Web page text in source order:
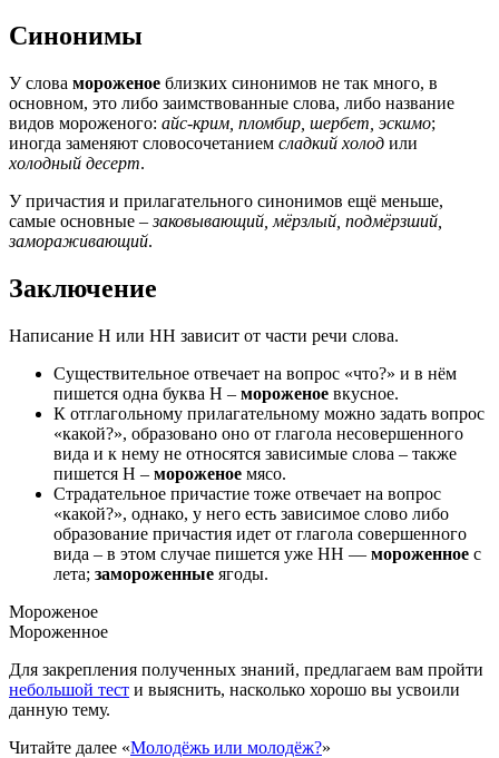
Синонимы
У слова мороженое близких синонимов не так много, в
основном, это либо заимствованные слова, либо название
видов мороженого: айс-крим, пломбир, шербет, эскимо;
иногда заменяют словосочетанием сладкий холод или
холодный десерт.
У причастия и прилагательного синонимов ещё меньше,
самые основные –заковывающий, мёрзлый, подмёрзший,
замораживающий.
Заключение
Написание Н или НН зависит от части речи слова.
Существительное отвечает на вопрос «что?» и в нём
пишется одна буква Н – мороженое вкусное.
К отглагольному прилагательному можно задать вопрос
«какой?», образовано оно от глагола несовершенного
вида и к нему не относятся зависимые слова – также
пишется Н – мороженое мясо.
Страдательное причастие тоже отвечает на вопрос
«какой?», однако, у него есть зависимое слово либо
образование причастия идет от глагола совершенного
вида – в этом случае пишется уже НН — мороженное с
лета; замороженные ягоды.
Мороженое
Мороженное
Для закрепления полученных знаний, предлагаем вам пройти
небольшой тест и выяснить, насколько хорошо вы усвоили
данную тему.
Читайте далее «Молодёжь или молодёж?»